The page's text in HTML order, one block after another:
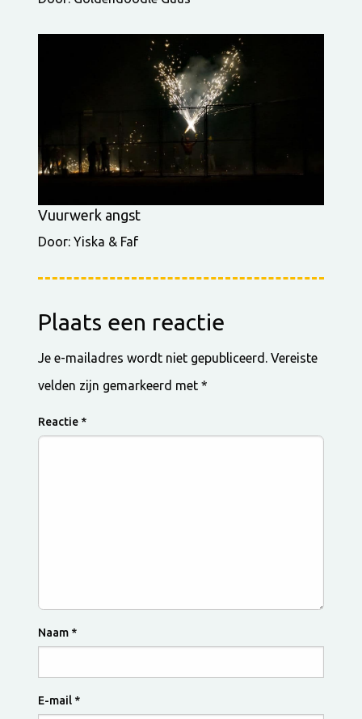
Vuurwerk angst
Door: Yiska & Faf
Plaats een reactie
Je e-mailadres wordt niet gepubliceerd. Vereiste
velden zijn gemarkeerd met*
Reactie *
Naam *
E-mail *